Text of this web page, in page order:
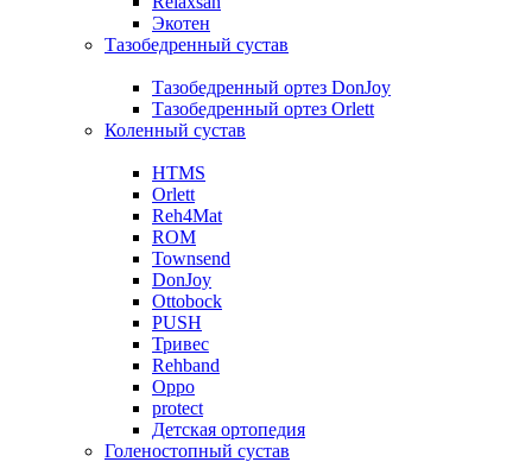
Экотен
Тазобедренный сустав
Тазобедренный ортез DonJoy
Тазобедренный ортез Orlett
Коленный сустав
HTMS
Orlett
Reh4Mat
ROM
Townsend
DonJoy
Ottobock
PUSH
Тривес
Rehband
Oppo
protect
Детская ортопедия
Голеностопный сустав